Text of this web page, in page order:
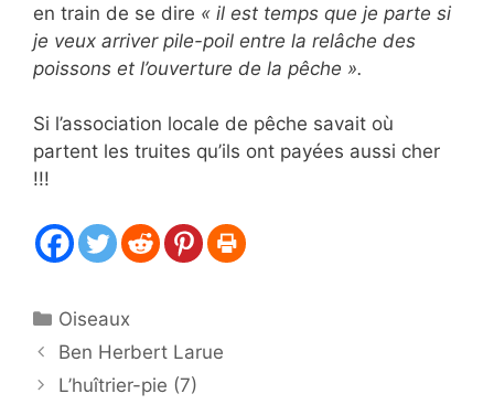
en train de se dire « il est temps que je parte si
je veux arriver pile-poil entre la relâche des
poissons et l’ouverture de la pêche ».
Si l’association locale de pêche savait où
partent les truites qu’ils ont payées aussi cher
!!!
Catégories
Oiseaux
Ben Herbert Larue
L’huîtrier-pie (7)